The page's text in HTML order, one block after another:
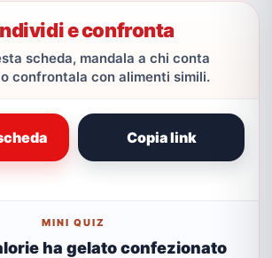
e confronta
scheda, mandala a chi conta
confrontala con alimenti simili.
Copia link
MINI QUIZ
ha gelato confezionato